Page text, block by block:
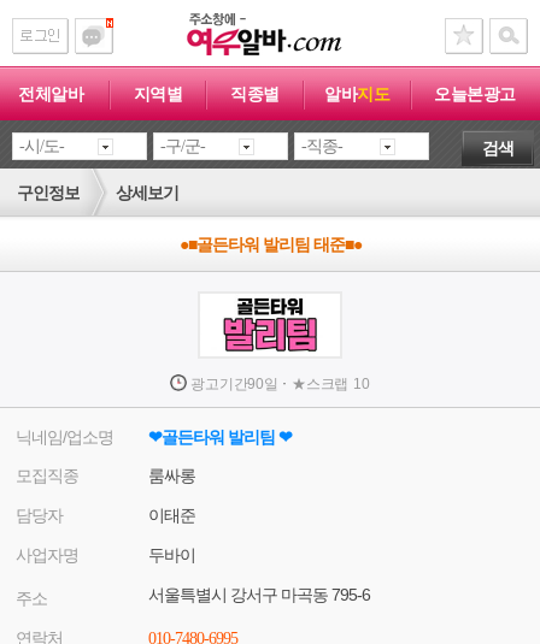
전체알바 지역별 직종별 알바지도 오늘본광고
검색
구인정보 상세보기
●■골든타워 발리팀 태준■●
광고기간90일 · ★스크랩 10
닉네임/업소명
❤︎골든타워 발리팀 ❤︎
모집직종
룸싸롱
담당자 이태준
사업자명 두바이
주소 서울특별시 강서구 마곡동 795-6
연락처 010-7480-6995